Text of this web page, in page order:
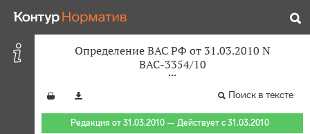
Определение ВАС РФ от 31.03.2010 N
ВАС-3354/10
Поиск в тексте
Редакция от 31.03.2010 — Действует с 31.03.2010